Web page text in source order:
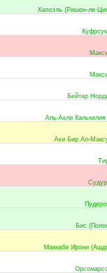
Хапоэль (Ришон-ле-
Бейтар
Аль-Ахли
Ахи Бир Ал-
Бис
Маккаби Ирони